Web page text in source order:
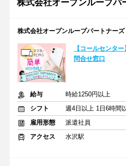
株式会社オープンループパ
株式会社オープンループパートナー
【コールセンタ
問合せ窓口
給与
時給1250円以上
シフト
週4日以上 1日6時間
雇用形態
派遣社員
アクセス
水沢駅